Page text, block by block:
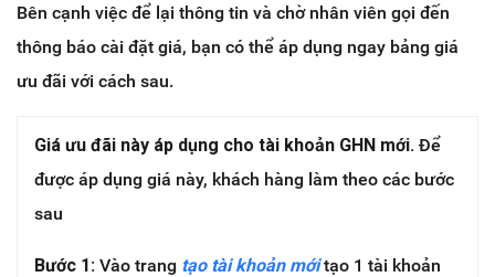
Bên cạnh việc để lại thông tin và chờ nhân viên gọi đến
thông báo cài đặt giá, bạn có thể áp dụng ngay bảng giá
ưu đãi với cách sau.
Giá ưu đãi này áp dụng cho tài khoản GHN mới. Để
được áp dụng giá này, khách hàng làm theo các bước
sau
Bước 1: Vào trang tạo tài khoản mới tạo 1 tài khoản